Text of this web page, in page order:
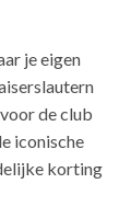
je eigen
de club
iconische
korting